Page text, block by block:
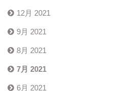
12月 2021
9月 2021
8月 2021
7月 2021
6月 2021